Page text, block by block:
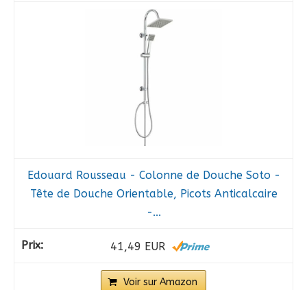
Edouard Rousseau - Colonne de Douche Soto -
Tête de Douche Orientable, Picots Anticalcaire
-...
41,49 EUR
Voir sur Amazon